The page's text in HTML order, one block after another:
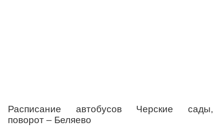
Расписание автобусов Черские сады,
поворот – Беляево